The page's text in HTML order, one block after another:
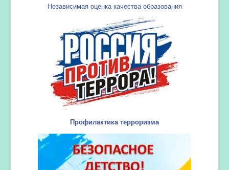
Независимая оценка качества образования
Профилактика терроризма